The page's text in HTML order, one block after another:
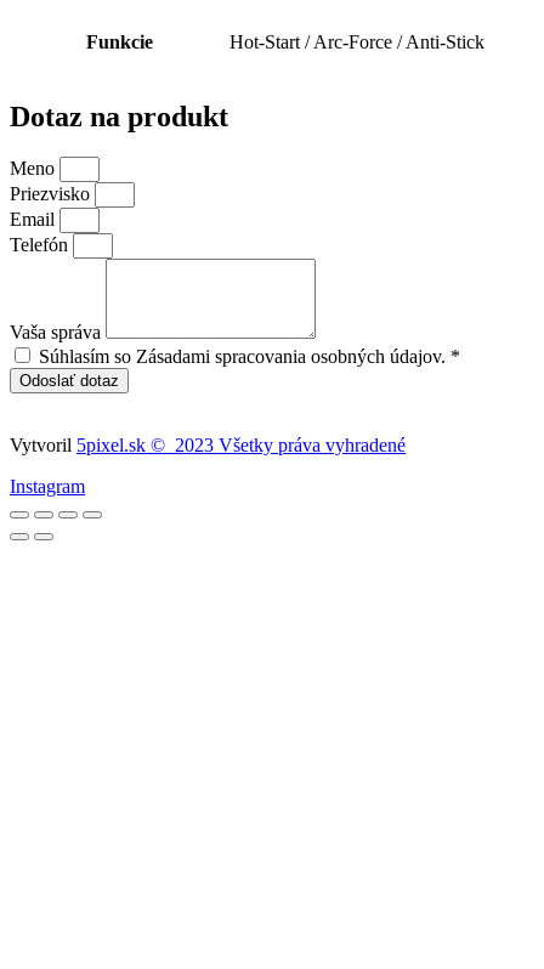
Funkcie Hot-Start / Arc-Force / Anti-Stick
Dotaz na produkt
Meno
Priezvisko
Email
Telefón
Vaša správa
Súhlasím so Zásadami spracovania osobných údajov. *
Odoslať dotaz
Vytvoril 5pixel.sk © 2023 Všetky práva vyhradené
Instagram